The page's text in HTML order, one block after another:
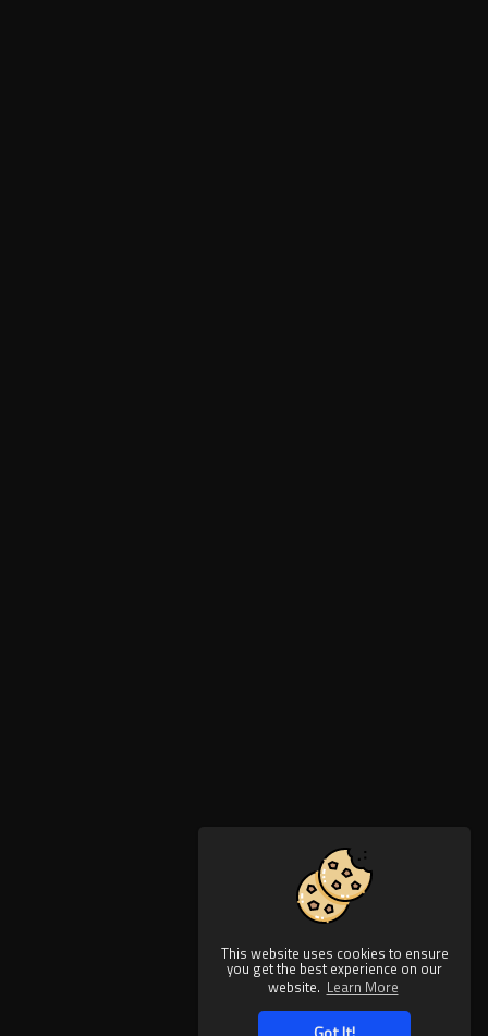
This website uses cookies to ensure
you get the best experience on our
website. Learn More